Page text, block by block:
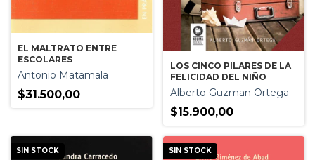
EL MALTRATO ENTRE
ESCOLARES
Antonio Matamala
$31.500,00
LOS CINCO PILARES DE LA
FELICIDAD DEL NIÑO
Alberto Guzman Ortega
$15.900,00
SIN STOCK SIN STOCK